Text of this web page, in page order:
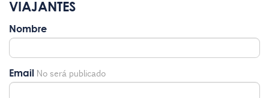
VIAJANTES
Nombre
Email No será publicado